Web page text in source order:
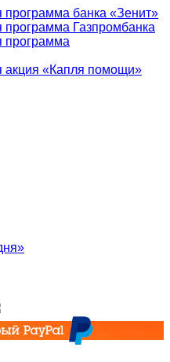
программа банка «Зенит»
программа Газпромбанка
программа
акция «Капля помощи»